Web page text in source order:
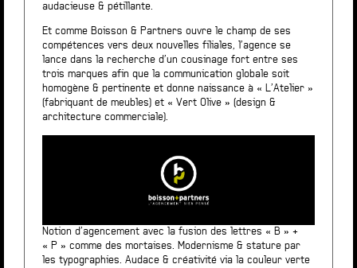
audacieuse & pétillante.
Et comme Boisson & Partners ouvre le champ de ses
compétences vers deux nouvelles filiales, l’agence se
lance dans la recherche d’un cousinage fort entre ses
trois marques afin que la communication globale soit
homogène & pertinente et donne naissance à « L’Atelier »
(fabriquant de meubles) et « Vert Olive » (design &
architecture commerciale).
Notion d’agencement avec la fusion des lettres « B » +
« P » comme des mortaises. Modernisme & stature par
les typographies. Audace & créativité via la couleur verte